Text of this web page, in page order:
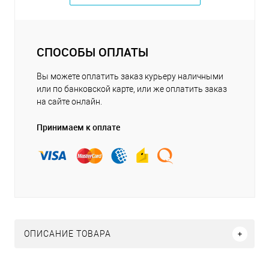
СПОСОБЫ ОПЛАТЫ
Вы можете оплатить заказ курьеру наличными
или по банковской карте, или же оплатить заказ
на сайте онлайн.
Принимаем к оплате
ОПИСАНИЕ ТОВАРА